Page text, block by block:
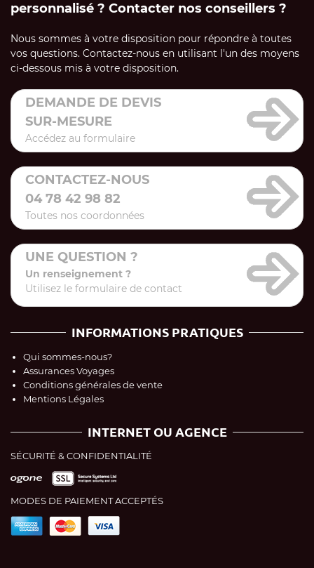
personnalisé ? Contacter nos conseillers ?
Nous sommes à votre disposition pour répondre à toutes
vos questions. Contactez-nous en utilisant l'un des moyens
ci-dessous mis à votre disposition.
DEMANDE DE DEVIS
SUR-MESURE
Accédez au formulaire
CONTACTEZ-NOUS
04 78 42 98 82
Toutes nos coordonnées
UNE QUESTION ?
Un renseignement ?
Utilisez le formulaire de contact
INFORMATIONS PRATIQUES
Qui sommes-nous?
Assurances Voyages
Conditions générales de vente
Mentions Légales
INTERNET OU AGENCE
SÉCURITÉ & CONFIDENTIALITÉ
MODES DE PAIEMENT ACCEPTÉS